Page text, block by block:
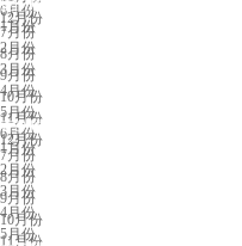
12月份
6月份
7月份
8月份
9月份
10月份
11月份
12月份
厦门展会排期
1月份
2月份
3月份
4月份
5月份
6月份
7月份
8月份
9月份
10月份
11月份
青岛展会排期
1月份
2月份
3月份
4月份
5月份